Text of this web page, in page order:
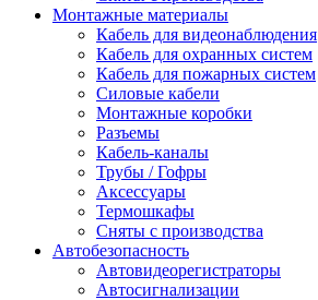
Монтажные материалы
Кабель для видеонаблюдения
Кабель для охранных систем
Кабель для пожарных систем
Силовые кабели
Монтажные коробки
Разъемы
Кабель-каналы
Трубы / Гофры
Аксессуары
Термошкафы
Сняты с производства
Автобезопасность
Автовидеорегистраторы
Автосигнализации